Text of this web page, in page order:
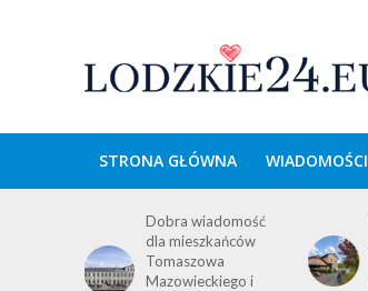
STRONA GŁÓWNA WIADOMOŚCI
Dobra wiadomość
dla mieszkańców
Tomaszowa
Mazowieckiego i